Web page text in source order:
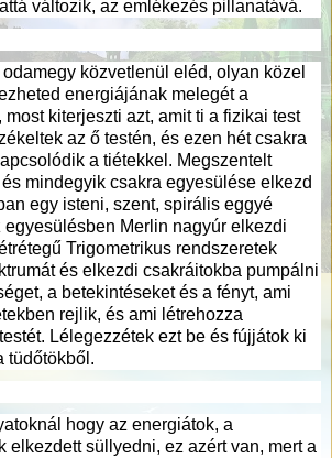
változik, az emlékezés pillanatává.
közvetlenül eléd, olyan közel
energiájának melegét a
kiterjeszti azt, amit ti a fizikai test
az ő testén, és ezen hét csakra
a tiétekkel. Megszentelt
mindegyik csakra egyesülése elkezd
egy isteni, szent, spirális eggyé
egyesülésben Merlin nagyúr elkezdi
Trigometrikus rendszeretek
és elkezdi csakráitokba pumpálni
a betekintéseket és a fényt, ami
rejlik, és ami létrehozza
Lélegezzétek ezt be és fújjátok ki
tüdőtökből.
hogy az energiátok, a
elkezdett süllyedni, ez azért van, mert a